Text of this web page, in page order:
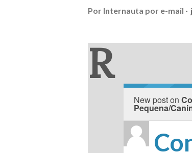
Por Internauta por e-mail
R
New post on
Pequena/